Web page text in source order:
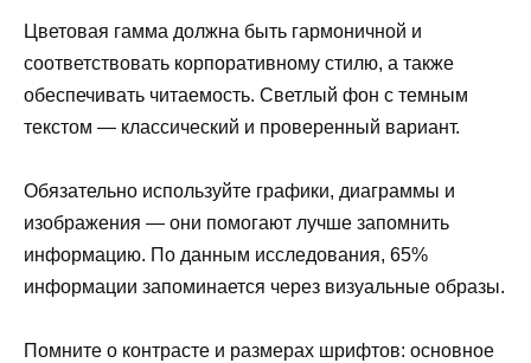
Цветовая гамма должна быть гармоничной и
соответствовать корпоративному стилю, а также
обеспечивать читаемость. Светлый фон с темным
текстом — классический и проверенный вариант.
Обязательно используйте графики, диаграммы и
изображения — они помогают лучше запомнить
информацию. По данным исследования, 65%
информации запоминается через визуальные образы.
Помните о контрасте и размерах шрифтов: основное